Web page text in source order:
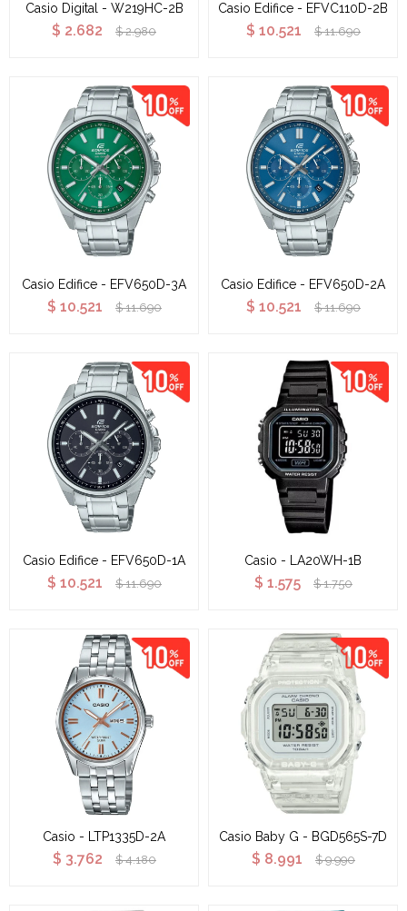
Casio Digital - W219HC-2B
$ 2.682 $ 2.980
Casio Edifice - EFVC110D-2B
$ 10.521 $ 11.690
Casio Edifice - EFV650D-3A
$ 10.521 $ 11.690
Casio Edifice - EFV650D-2A
$ 10.521 $ 11.690
Casio Edifice - EFV650D-1A
$ 10.521 $ 11.690
Casio - LA20WH-1B
$ 1.575 $ 1.750
Casio - LTP1335D-2A
$ 3.762 $ 4.180
Casio Baby G - BGD565S-7D
$ 8.991 $ 9.990